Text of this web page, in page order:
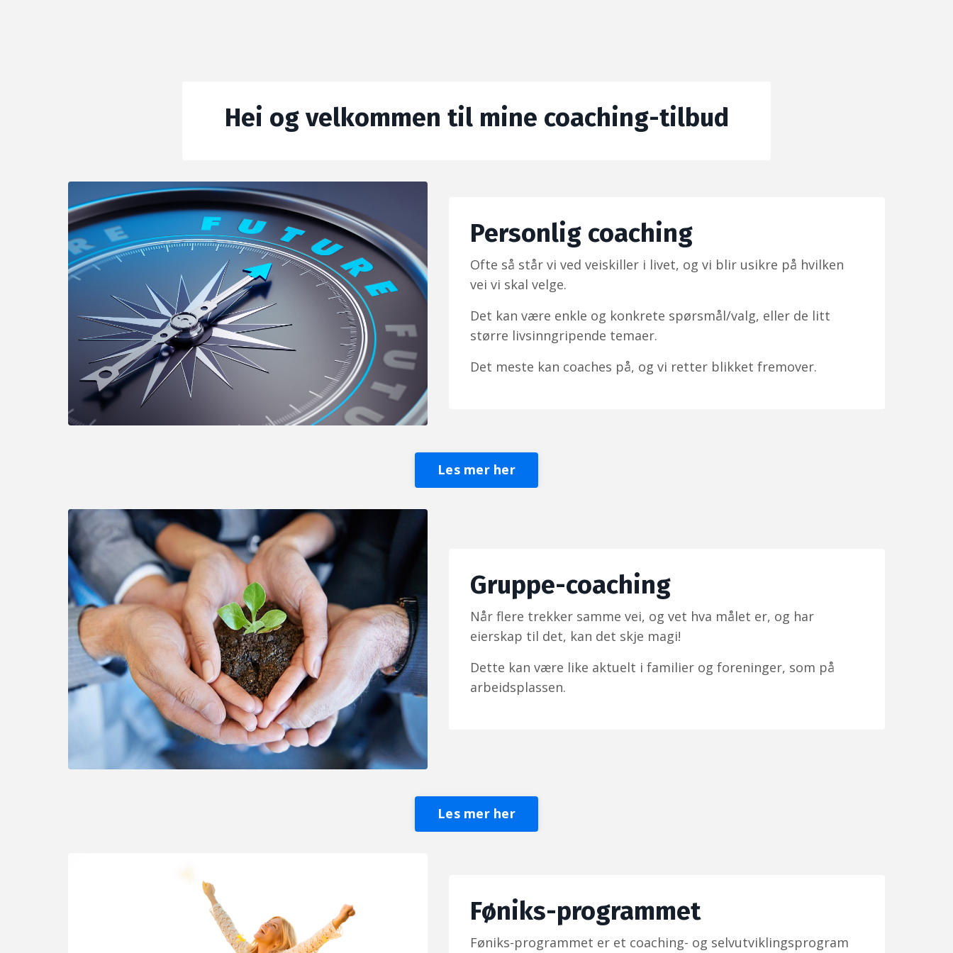
Hei og velkommen til mine coaching-tilbud
Personlig coaching
Ofte så står vi ved veiskiller i livet, og vi blir usikre på hvilken
vei vi skal velge.
Det kan være enkle og konkrete spørsmål/valg, eller de litt
større livsinngripende temaer.
Det meste kan coaches på, og vi retter blikket fremover.
Les mer her
Gruppe-coaching
Når flere trekker samme vei, og vet hva målet er, og har
eierskap til det, kan det skje magi!
Dette kan være like aktuelt i familier og foreninger, som på
arbeidsplassen.
Les mer her
Føniks-programmet
Føniks-programmet er et coaching- og selvutviklingsprogram